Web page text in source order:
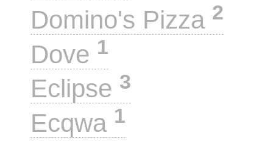
Domino's Pizza 2
Dove 1
Eclipse 3
Ecqwa 1